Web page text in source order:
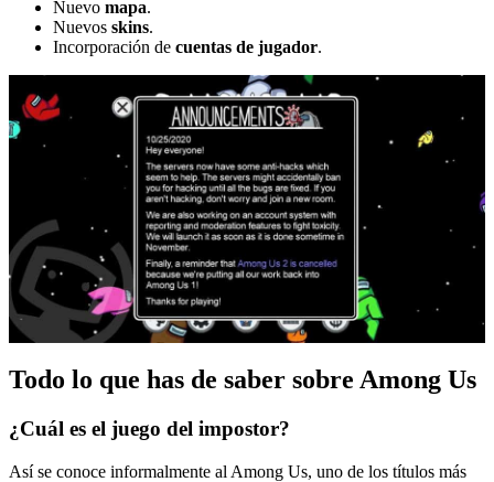
Nuevo mapa.
Nuevos skins.
Incorporación de cuentas de jugador.
Todo lo que has de saber sobre Among Us
¿Cuál es el juego del impostor?
Así se conoce informalmente al Among Us, uno de los títulos más